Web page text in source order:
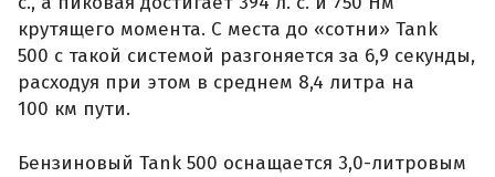
крутящего момента. С места до «сотни» Tank
500 с такой системой разгоняется за 6,9 секунды,
расходуя при этом в среднем 8,4 литра на
100 км пути.
Бензиновый Tank 500 оснащается 3,0-литровым